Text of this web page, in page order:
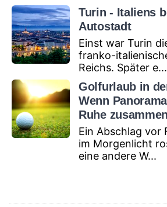
Turin - Italiens
Autostadt
Einst war Turin
franko-
Reichs. Später e...
Golfurlaub in
Wenn
Ruhe
Ein Abschlag vor
im Morgenlicht
eine andere W...